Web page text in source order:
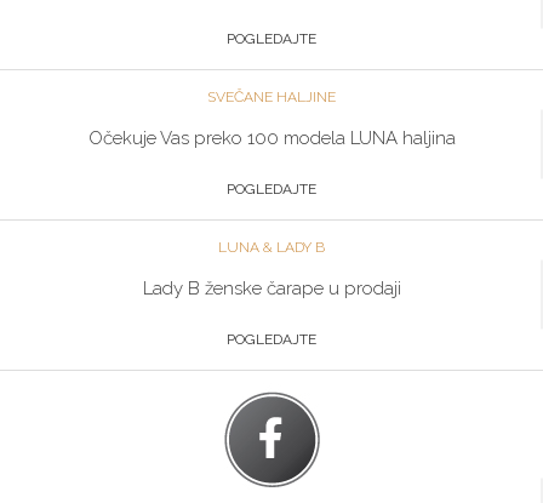
POGLEDAJTE
SVEČANE HALJINE
Očekuje Vas preko 100 modela LUNA haljina
POGLEDAJTE
LUNA & LADY B
Lady B ženske čarape u prodaji
POGLEDAJTE